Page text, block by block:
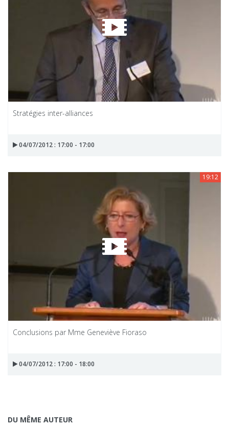
Stratégies inter-alliances
04/07/2012 : 17:00 - 17:00
19:12
Conclusions par Mme Geneviève Fioraso
04/07/2012 : 17:00 - 18:00
DU MÊME AUTEUR